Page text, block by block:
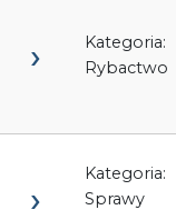
Kategoria:
Rybactwo
Kategoria:
Sprawy